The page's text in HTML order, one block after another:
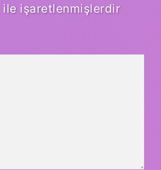
ile işaretlenmişlerdir